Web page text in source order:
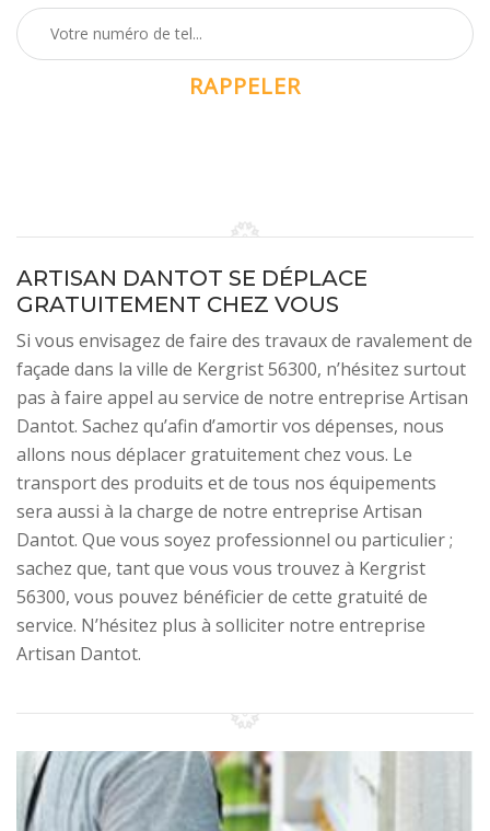
ARTISAN DANTOT SE DÉPLACE
GRATUITEMENT CHEZ VOUS
Si vous envisagez de faire des travaux de ravalement de
façade dans la ville de Kergrist 56300, n’hésitez surtout
pas à faire appel au service de notre entreprise Artisan
Dantot. Sachez qu’afin d’amortir vos dépenses, nous
allons nous déplacer gratuitement chez vous. Le
transport des produits et de tous nos équipements
sera aussi à la charge de notre entreprise Artisan
Dantot. Que vous soyez professionnel ou particulier ;
sachez que, tant que vous vous trouvez à Kergrist
56300, vous pouvez bénéficier de cette gratuité de
service. N’hésitez plus à solliciter notre entreprise
Artisan Dantot.